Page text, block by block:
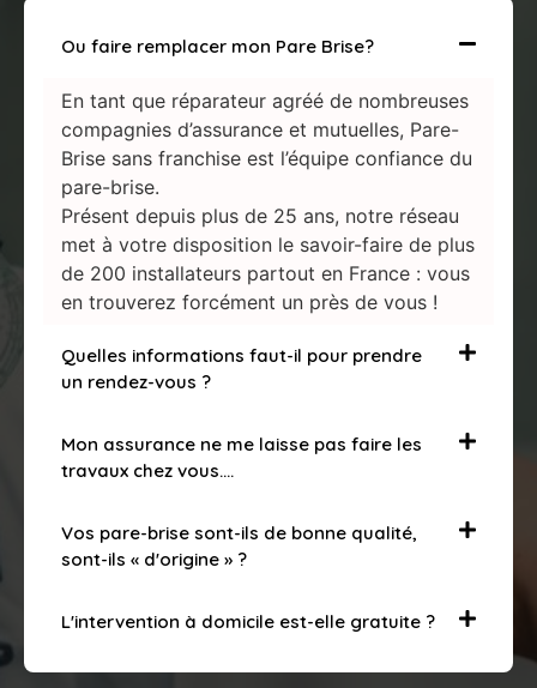
Ou faire remplacer mon Pare Brise?
En tant que réparateur agréé de nombreuses
compagnies d’assurance et mutuelles, Pare-
Brise sans franchise est l’équipe confiance du
pare-brise.
Présent depuis plus de 25 ans, notre réseau
met à votre disposition le savoir-faire de plus
de 200 installateurs partout en France : vous
en trouverez forcément un près de vous !
Quelles informations faut-il pour prendre
un rendez-vous ?
Mon assurance ne me laisse pas faire les
travaux chez vous….
Vos pare-brise sont-ils de bonne qualité,
sont-ils « d'origine » ?
L'intervention à domicile est-elle gratuite ?